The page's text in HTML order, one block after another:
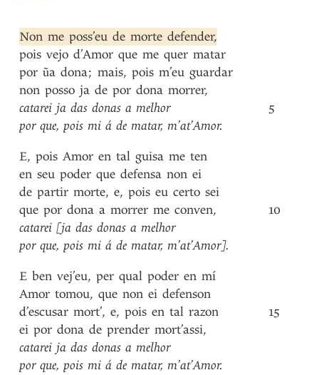
Non me poss’eu de morte defender,
pois vejo d’Amor que me quer matar
por ũa dona; mais, pois m’eu guardar
non posso ja de por dona morrer,
catarei ja das donas a melhor
por que, pois mi á de matar, m’at’Amor.
E, pois Amor en tal guisa me ten
en seu poder que defensa non ei
de partir morte, e, pois eu certo sei
que por dona a morrer me conven,
catarei [ja das donas a melhor
por que, pois mi á de matar, m’at’Amor].
E ben vej’eu, per qual poder en mí
Amor tomou, que non ei defenson
d’escusar mort’, e, pois en tal razon
ei por dona de prender mort’assi,
catarei ja das donas a melhor
por que, pois mi á de matar, m’at’Amor.
5
10
15